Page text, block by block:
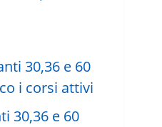
30,36 e 60